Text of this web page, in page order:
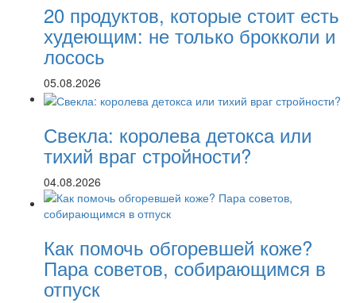
20 продуктов, которые стоит есть
худеющим: не только брокколи и
лосось
05.08.2026
Свекла: королева детокса или
тихий враг стройности?
04.08.2026
Как помочь обгоревшей коже?
Пара советов, собирающимся в
отпуск